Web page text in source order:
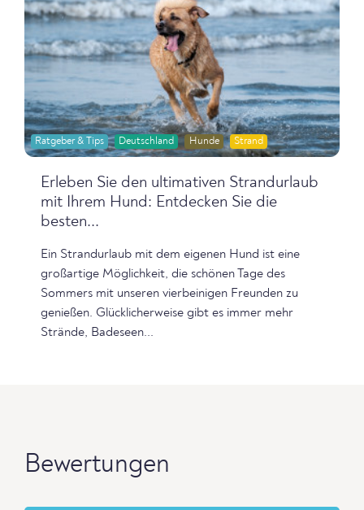
Ratgeber & Tips Deutschland Hunde Strand
Erleben Sie den ultimativen Strandurlaub
mit Ihrem Hund: Entdecken Sie die
besten...
Ein Strandurlaub mit dem eigenen Hund ist eine
großartige Möglichkeit, die schönen Tage des
Sommers mit unseren vierbeinigen Freunden zu
genießen. Glücklicherweise gibt es immer mehr
Strände, Badeseen...
Bewertungen